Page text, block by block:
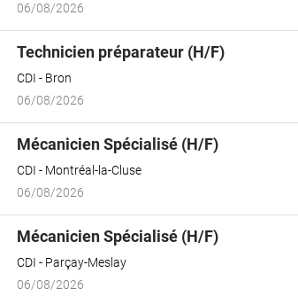
06/08/2026
Technicien préparateur (H/F)(Nouvelle
CDI
Bron
06/08/2026
Mécanicien Spécialisé (H/F)(Nouvelle
CDI
Montréal-la-Cluse
06/08/2026
Mécanicien Spécialisé (H/F)(Nouvelle
CDI
Parçay-Meslay
06/08/2026